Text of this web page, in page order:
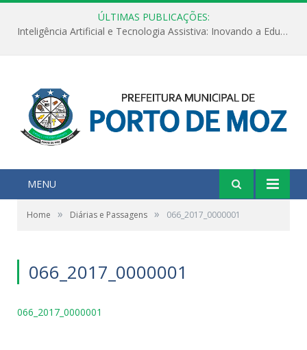
ÚLTIMAS PUBLICAÇÕES:
Inteligência Artificial e Tecnologia Assistiva: Inovando a Educação Especial e Inclusiva
MENU
Home » Diárias e Passagens » 066_2017_0000001
066_2017_0000001
066_2017_0000001